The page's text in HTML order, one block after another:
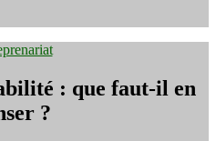
Catégories
: que faut-il en
?